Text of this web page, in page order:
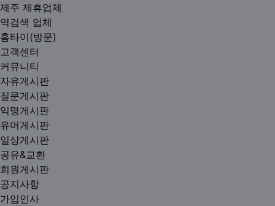
제주 제휴업체
역검색 업체
홈타이(방문)
고객센터
커뮤니티
자유게시판
질문게시판
익명게시판
유머게시판
일상게시판
공유&교환
회원게시판
공지사항
가입인사